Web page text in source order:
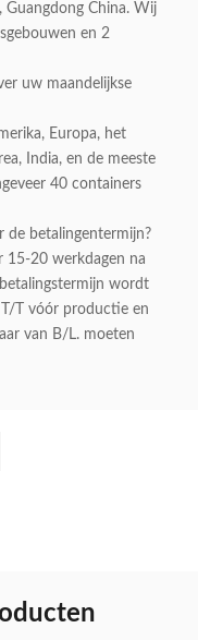
Guangdong China. Wij
en 2
uw maandelijkse
Europa, het
India, en de meeste
40 containers
de betalingentermijn?
15-20 werkdagen na
wordt
T vóór productie en
van B/L. moeten